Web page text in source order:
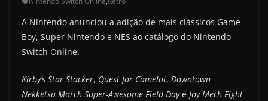
A Nintendo anunciou a adição de mais clássicos Game
Boy, Super Nintendo e NES ao catálogo do Nintendo
Switch Online.
Kirby’s Star Stacker, Quest for Camelot, Downtown
Nekketsu March Super-Awesome Field Daye Joy Mech Fight